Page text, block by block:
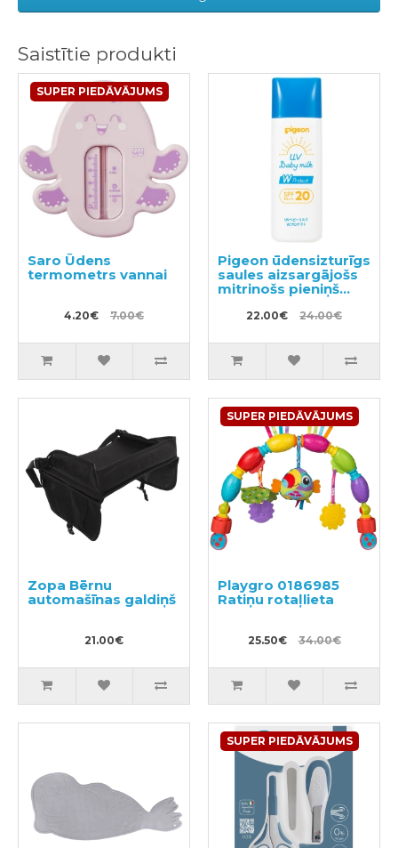
Saistītie produkti
SUPER PIEDĀVĀJUMS
Saro Ūdens
termometrs vannai
4.20€ 7.00€
Pigeon ūdensizturīgs
saules aizsargājošs
mitrinošs pieniņš
22.00€ 24.00€
Zopa Bērnu
automašīnas galdiņš
21.00€
SUPER PIEDĀVĀJUMS
Playgro 0186985
Ratiņu rotaļlieta
25.50€ 34.00€
SUPER PIEDĀVĀJUMS